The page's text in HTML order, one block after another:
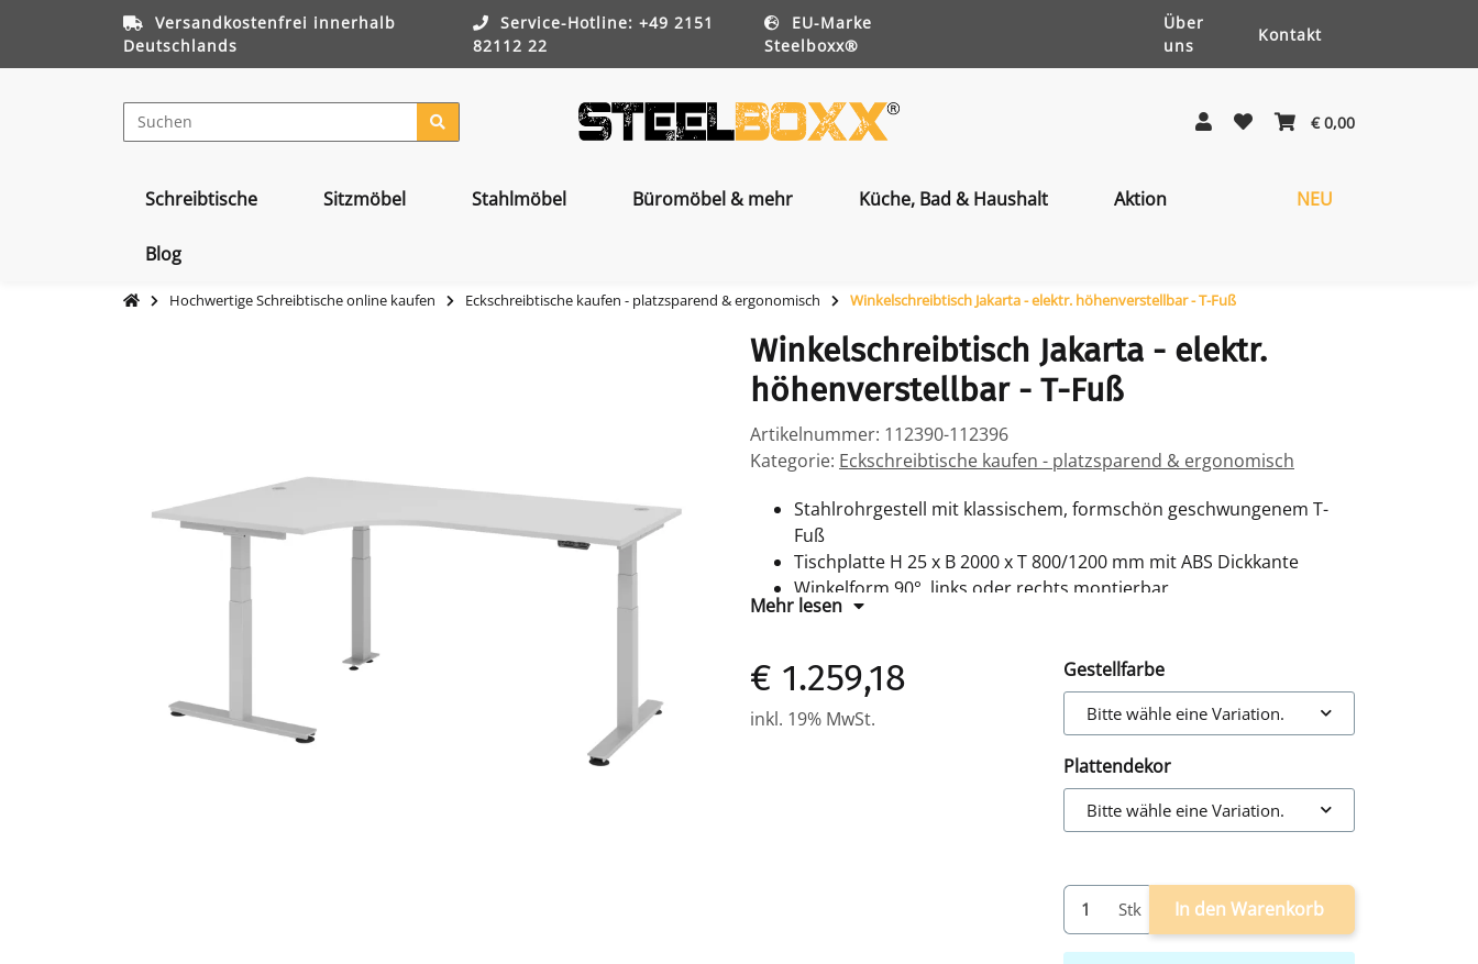
Versandkostenfrei innerhalb
Deutschlands
Service-Hotline: +49 2151
82112 22
EU-Marke
Steelboxx®
Über
uns
Kontakt
€ 0,00
Schreibtische Sitzmöbel Stahlmöbel Büromöbel & mehr Küche, Bad & Haushalt Aktion NEU
Blog
Hochwertige Schreibtische online kaufen Eckschreibtische kaufen - platzsparend & ergonomisch Winkelschreibtisch Jakarta - elektr. höhenverstellbar - T-Fuß
Winkelschreibtisch Jakarta - elektr.
höhenverstellbar - T-Fuß
Artikelnummer: 112390-112396
Kategorie: Eckschreibtische kaufen - platzsparend & ergonomisch
Stahlrohrgestell mit klassischem, formschön geschwungenem T-
Fuß
Tischplatte H 25 x B 2000 x T 800/1200 mm mit ABS Dickkante
Winkelform 90°, links oder rechts montierbar
Arbeitshöhe 630-1270 mm - elektrisch stufenlos höhenverstellbar
Lieferung erfolgt zerlegt - einfache Montage
Mehr lesen
€ 1.259,18
inkl. 19% MwSt.
Gestellfarbe
Bitte wähle eine Variation.
Plattendekor
Bitte wähle eine Variation.
Stk In den Warenkorb